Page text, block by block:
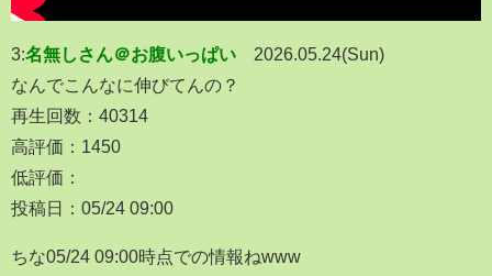
3:名無しさん＠お腹いっぱい
2026.05.24(Sun)
なんでこんなに伸びてんの？
再生回数：40314
高評価：1450
低評価：
投稿日：05/24 09:00
ちな05/24 09:00時点での情報ねwww